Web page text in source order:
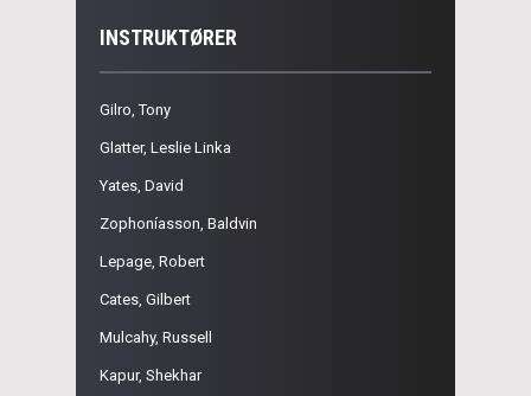
INSTRUKTØRER
Gilro, Tony
Glatter, Leslie Linka
Yates, David
Zophoníasson, Baldvin
Lepage, Robert
Cates, Gilbert
Mulcahy, Russell
Kapur, Shekhar